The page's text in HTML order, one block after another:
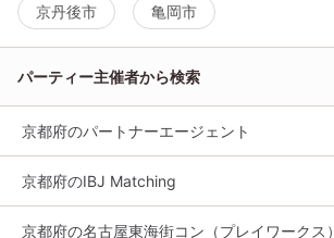
京丹後市 亀岡市
パーティー主催者から検索
京都府のパートナーエージェント
京都府のIBJ Matching
京都府の名古屋東海街コン（プレイワークス）